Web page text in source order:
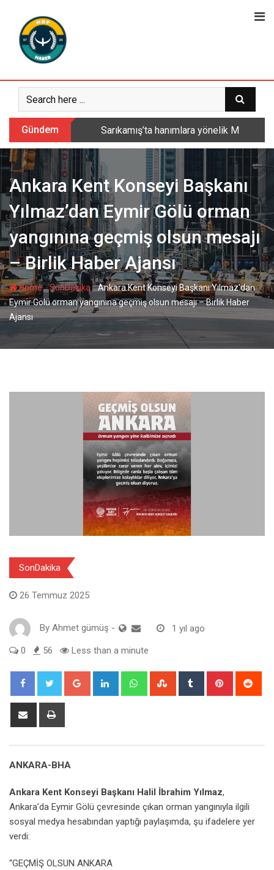
content
Gündem Sarıkamış’ta hanımlara yönelik
Ankara Kent Konseyi Başkanı
Yılmaz’dan Eymir Gölü orman
yangınına geçmiş olsun mesajı
– Birlik Haber Ajansı
Home-SonDakika-Ankara Kent Konseyi Başkanı Yılmaz’dan
Eymir Gölü orman yangınına geçmiş olsun mesajı – Birlik Haber
Ajansı
SonDakika
26 Temmuz 2025
By Ahmet gümüş - 1 yıl ago
0 56 Less than a minute
Google+ LinkedIn WhatsappStumbleUpon
Tumblr Pinterest
Share
ANKARA-BHA
Ankara Kent Konseyi Başkanı Halil İbrahim Yılmaz,
Ankara’da Eymir Gölü çevresinde çıkan orman yangınıyla ilgili
sosyal medya hesabından yaptığı paylaşımda, şu ifadelere yer
verdi:
“GEÇMİŞ OLSUN ANKARA